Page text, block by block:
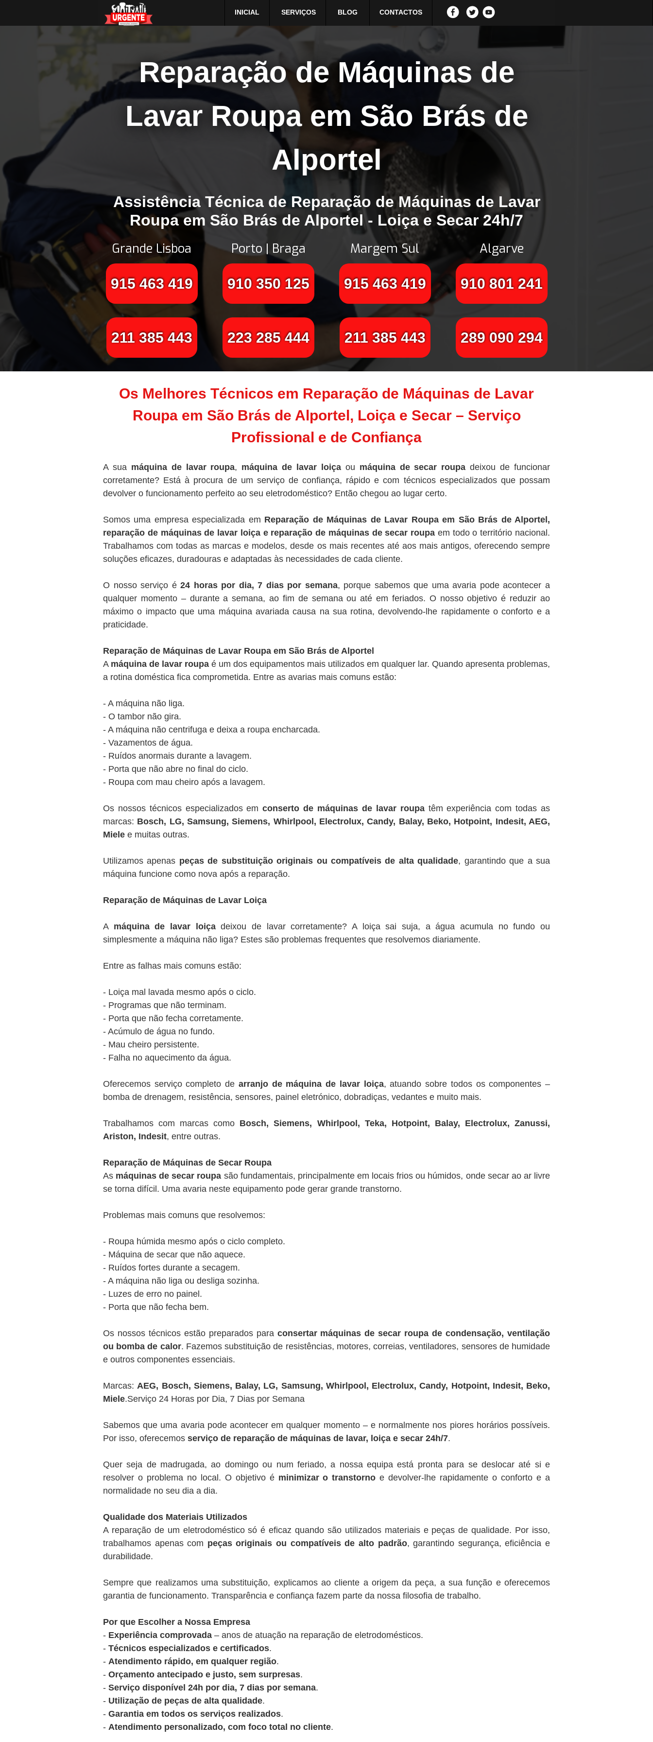
INICIAL SERVIÇOS BLOG CONTACTOS
Reparação de Máquinas de
Lavar Roupa em São Brás de
Alportel
Assistência Técnica de Reparação de Máquinas de Lavar
Roupa em São Brás de Alportel - Loiça e Secar 24h/7
Grande Lisboa
915 463 419
211 385 443
Porto | Braga
910 350 125
223 285 444
Margem Sul
915 463 419
211 385 443
Algarve
910 801 241
289 090 294
Os Melhores Técnicos em Reparação de Máquinas de Lavar
Roupa em São Brás de Alportel, Loiça e Secar – Serviço
Profissional e de Confiança
A sua máquina de lavar roupa, máquina de lavar loiçaou máquina de secar roupa deixou de funcionar
corretamente? Está à procura de um serviço de confiança, rápido e com técnicos especializados que possam
devolver o funcionamento perfeito ao seu eletrodoméstico? Então chegou ao lugar certo.
Somos uma empresa especializada em Reparação de Máquinas de Lavar Roupa em São Brás de Alportel,
reparação de máquinas de lavar loiça e reparação de máquinas de secar roupa em todo o território nacional.
Trabalhamos com todas as marcas e modelos, desde os mais recentes até aos mais antigos, oferecendo sempre
soluções eficazes, duradouras e adaptadas às necessidades de cada cliente.
O nosso serviço é24 horas por dia, 7 dias por semana, porque sabemos que uma avaria pode acontecer a
qualquer momento – durante a semana, ao fim de semana ou até em feriados. O nosso objetivo é reduzir ao
máximo o impacto que uma máquina avariada causa na sua rotina, devolvendo-lhe rapidamente o conforto e a
praticidade.
Reparação de Máquinas de Lavar Roupa em São Brás de Alportel
A máquina de lavar roupa é um dos equipamentos mais utilizados em qualquer lar. Quando apresenta problemas,
a rotina doméstica fica comprometida. Entre as avarias mais comuns estão:
- A máquina não liga.
- O tambor não gira.
- A máquina não centrifuga e deixa a roupa encharcada.
- Vazamentos de água.
- Ruídos anormais durante a lavagem.
- Porta que não abre no final do ciclo.
- Roupa com mau cheiro após a lavagem.
Os nossos técnicos especializados emconserto de máquinas de lavar roupatêm experiência com todas as
marcas: Bosch, LG, Samsung, Siemens, Whirlpool, Electrolux, Candy, Balay, Beko, Hotpoint, Indesit, AEG,
Miele e muitas outras.
Utilizamos apenas peças de substituição originais ou compatíveis de alta qualidade, garantindo que a sua
máquina funcione como nova após a reparação.
Reparação de Máquinas de Lavar Loiça
A máquina de lavar loiçadeixou de lavar corretamente? A loiça sai suja, a água acumula no fundo ou
simplesmente a máquina não liga? Estes são problemas frequentes que resolvemos diariamente.
Entre as falhas mais comuns estão:
- Loiça mal lavada mesmo após o ciclo.
- Programas que não terminam.
- Porta que não fecha corretamente.
- Acúmulo de água no fundo.
- Mau cheiro persistente.
- Falha no aquecimento da água.
Oferecemos serviço completo de arranjo de máquina de lavar loiça, atuando sobre todos os componentes –
bomba de drenagem, resistência, sensores, painel eletrónico, dobradiças, vedantes e muito mais.
Trabalhamos com marcas como Bosch, Siemens, Whirlpool, Teka, Hotpoint, Balay, Electrolux, Zanussi,
Ariston, Indesit, entre outras.
Reparação de Máquinas de Secar Roupa
As máquinas de secar roupa são fundamentais, principalmente em locais frios ou húmidos, onde secar ao ar livre
se torna difícil. Uma avaria neste equipamento pode gerar grande transtorno.
Problemas mais comuns que resolvemos:
- Roupa húmida mesmo após o ciclo completo.
- Máquina de secar que não aquece.
- Ruídos fortes durante a secagem.
- A máquina não liga ou desliga sozinha.
- Luzes de erro no painel.
- Porta que não fecha bem.
Os nossos técnicos estão preparados para consertar máquinas de secar roupa de condensação, ventilação
ou bomba de calor. Fazemos substituição de resistências, motores, correias, ventiladores, sensores de humidade
e outros componentes essenciais.
Marcas:AEG, Bosch, Siemens, Balay, LG, Samsung, Whirlpool, Electrolux, Candy, Hotpoint, Indesit, Beko,
Miele.Serviço 24 Horas por Dia, 7 Dias por Semana
Sabemos que uma avaria pode acontecer em qualquer momento – e normalmente nos piores horários possíveis.
Por isso, oferecemos serviço de reparação de máquinas de lavar, loiça e secar 24h/7.
Quer seja de madrugada, ao domingo ou num feriado, a nossa equipa está pronta para se deslocar até si e
resolver o problema no local. O objetivo é minimizar o transtorno e devolver-lhe rapidamente o conforto e a
normalidade no seu dia a dia.
Qualidade dos Materiais Utilizados
A reparação de um eletrodoméstico só é eficaz quando são utilizados materiais e peças de qualidade. Por isso,
trabalhamos apenas com peças originais ou compatíveis de alto padrão, garantindo segurança, eficiência e
durabilidade.
Sempre que realizamos uma substituição, explicamos ao cliente a origem da peça, a sua função e oferecemos
garantia de funcionamento. Transparência e confiança fazem parte da nossa filosofia de trabalho.
Por que Escolher a Nossa Empresa
- Experiência comprovada – anos de atuação na reparação de eletrodomésticos.
- Técnicos especializados e certificados.
- Atendimento rápido, em qualquer região.
- Orçamento antecipado e justo, sem surpresas.
- Serviço disponível 24h por dia, 7 dias por semana.
- Utilização de peças de alta qualidade.
- Garantia em todos os serviços realizados.
- Atendimento personalizado, com foco total no cliente.